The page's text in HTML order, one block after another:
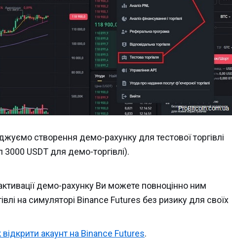
створення демо-рахунку для тестової торгівлі
USDT для демо-торгівлі).
демо-рахунку Ви можете повноцінно ним
на симуляторі Binance Futures без ризику для своїх
відкрити акаунт на Binance Futures.